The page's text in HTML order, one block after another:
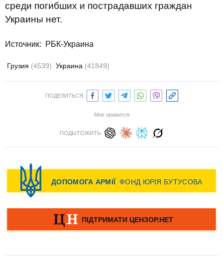
среди погибших и пострадавших граждан
Украины нет.
Источник: РБК-Украина
Грузия (4539) Украина (41849)
ПОДЕЛИТЬСЯ:
Мне нравится
ПОДЫТОЖИТЬ: